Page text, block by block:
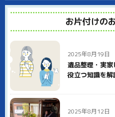
お片付けの
2025年8月19日
遺品整理・実
役立つ知識を解
2025年8月12日